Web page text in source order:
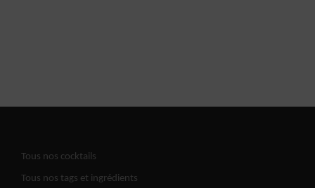
Tous nos cocktails
Tous nos tags et ingrédients